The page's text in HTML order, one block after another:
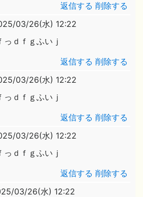
返信する 削除する
03/26(水) 12:22
ｄｆｇふいｊ
返信する 削除する
03/26(水) 12:22
ｄｆｇふいｊ
返信する 削除する
03/26(水) 12:22
ｄｆｇふいｊ
返信する 削除する
03/26(水) 12:22